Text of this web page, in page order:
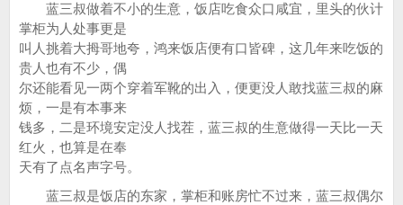
蓝三叔做着不小的生意，饭店吃食众口咸宜，里头的伙计
掌柜为人处事更是
叫人挑着大拇哥地夸，鸿来饭店便有口皆碑，这几年来吃饭的
贵人也有不少，偶
尔还能看见一两个穿着军靴的出入，便更没人敢找蓝三叔的麻
烦，一是有本事来
钱多，二是环境安定没人找茬，蓝三叔的生意做得一天比一天
红火，也算是在奉
天有了点名声字号。
蓝三叔是饭店的东家，掌柜和账房忙不过来，蓝三叔偶尔